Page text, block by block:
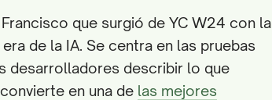
que surgió de YC W24 con la
de la IA. Se centra en las pruebas
desarrolladores describir lo que
en una de las mejores